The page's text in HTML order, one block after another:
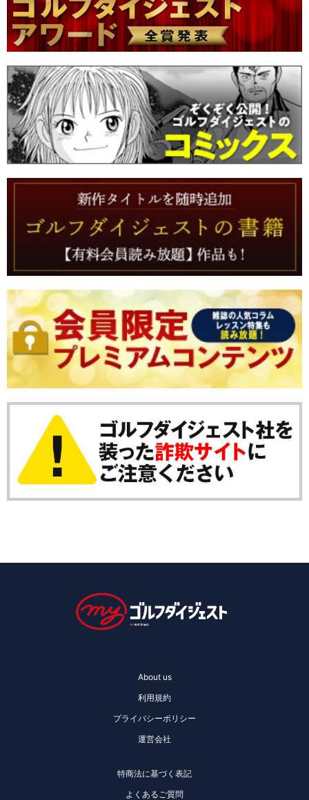
About us
利用規約
プライバシーポリシー
運営会社
特商法に基づく表記
よくあるご質問